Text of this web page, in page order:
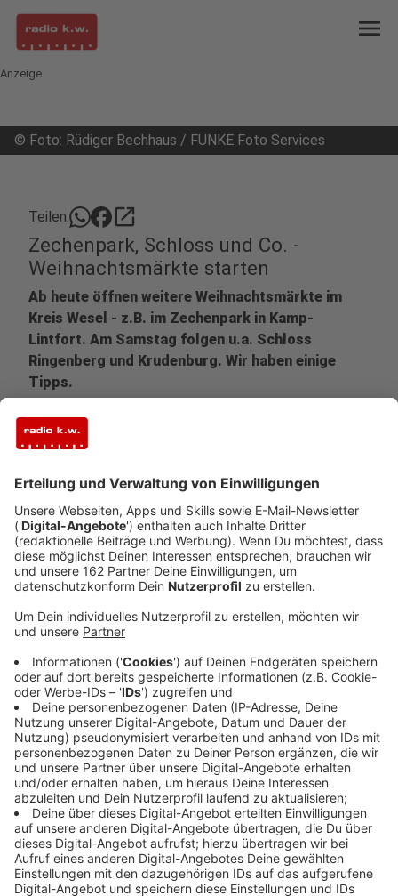
menu
Anzeige
© Foto: Rüdiger Bechhaus / FUNKE Foto Services
Teilen: open_in_new
Zechenpark, Schloss und Co. -
Weihnachtsmärkte starten
Ab heute öffnen weitere Weihnachtsmärkte im
Kreis Wesel - z.B. im Zechenpark in Kamp-
Lintfort. Am Samstag folgen u.a. Schloss
Ringenberg und Krudenburg. Wir haben einige
Tipps.
Veröffentlicht:
Im Advent machen im Kreis Wesel immer besonders
viele, atmosphärische Wochenend-Weihnachtsmärkte
auf. Fast 30 Buden stehen ab heute (28.11. - 01.12. &
05.12. - 08.12.) etwa imZechenparkin Kamp-Lintfort.
Aus 70 Metern Höhe vom Förderturm aus bietet sich
dabei wieder ein besonderer Blick aufs Lichtermeer.
Am Samstag (30.11.) lädt auch der Dorfkern in Hünxe-
Krudenburgzum Weihnachtsbummel ein. Statt Buden
öffnen hier die Krudenburger selbst ihre Fenster für
den Verkauf. Und in Wesel gibt es am Wochenende
(29.11.-01.12.) denAdventmarktvor der Kulisse der
historischen Rathausfassade.
Anzeige
Vor allem Samstag gibt es die Qual der Wahl
Anzeige